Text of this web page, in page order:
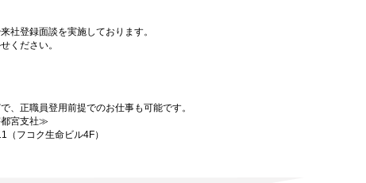
社登録面談を実施しております。
ください。
、正職員登用前提でのお仕事も可能です。
宮支社≫
フコク生命ビル4F）